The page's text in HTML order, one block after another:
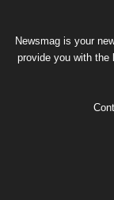
Newsmag is your
provide you with the